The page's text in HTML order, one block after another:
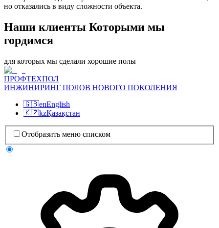
но отказались в виду сложности объекта.
Наши клиенты Которыми мы
гордимся
для которых мы сделали хорошие полы
ПРОФТЕХПОЛ
ИНЖИНИРИНГ ПОЛОВ НОВОГО ПОКОЛЕНИЯ
🇬🇧enEnglish
🇰🇿kzҚазақстан
Отобразить меню списком